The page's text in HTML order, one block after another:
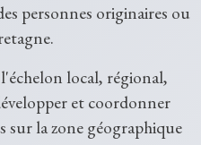
personnes originaires ou
local, régional,
et coordonner
sur la zone géographique